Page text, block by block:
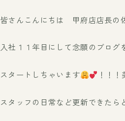
皆さんこんにちは 甲府店店長の
入社１１年目にして念願のブログ
スタートしちゃいます ！！
スタッフの日常など更新できた